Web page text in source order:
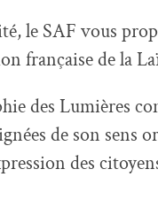
le SAF vous
françaisedela
des Lumières
de son sens
des